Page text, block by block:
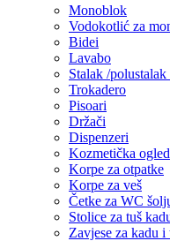
Monoblok
Vodokotlić za
Bidei
Lavabo
Stalak /
Trokadero
Pisoari
Držači
Dispenzeri
Kozmetička
Korpe za otpatke
Korpe za veš
Četke za WC
Stolice za tuš
Zavjese za kadu i